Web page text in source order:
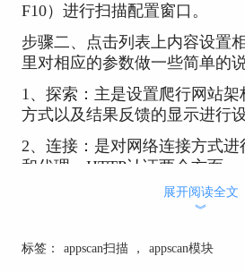
F10）进行扫描配置窗口。
步骤二、点击列表上内容设置
里对相应的参数做一些简单的说
1、探索：主是设置爬行网站
方式以及结果反馈的显示进行设
2、连接：是对网络连接方式
和代理，HTTP认证两个方面。
3、测试：这个方面的内容也是
覆盖的范围和测试的速度。
展开阅读全文
︾
标签： appscan扫描 ， appscan模块